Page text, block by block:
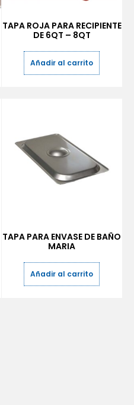
TAPA ROJA PARA RECIPIENTE
DE 6QT – 8QT
Añadir al carrito
TAPA PARA ENVASE DE BAÑO
MARIA
Añadir al carrito